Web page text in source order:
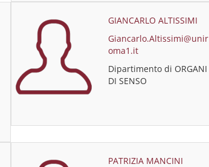
GIANCARLO ALTISSIMI
Giancarlo.Altissimi@unir
oma1.it
Dipartimento di ORGANI
DI SENSO
PATRIZIA MANCINI